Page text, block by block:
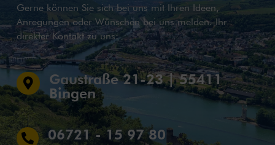
Gerne können Sie sich bei uns mit Ihren Ideen,
Anregungen oder Wünschen bei uns melden. Ihr
direkter Kontakt zu uns:

Gaustraße 21-23 | 55411
Bingen
 06721 - 15 97 80